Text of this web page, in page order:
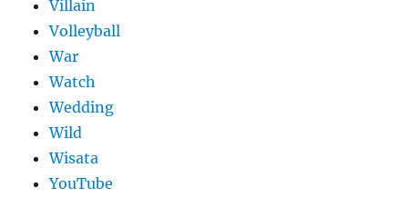
Villain
Volleyball
War
Watch
Wedding
Wild
Wisata
YouTube